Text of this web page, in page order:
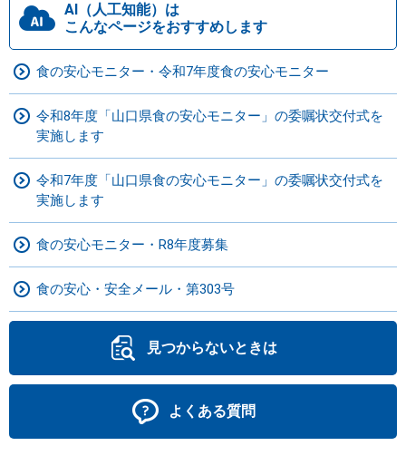
AI（人工知能）は
こんなページをおすすめします
食の安心モニター・令和7年度食の安心モニター
令和8年度「山口県食の安心モニター」の委嘱状交付式を
実施します
令和7年度「山口県食の安心モニター」の委嘱状交付式を
実施します
食の安心モニター・R8年度募集
食の安心・安全メール・第303号
見つからないときは
よくある質問